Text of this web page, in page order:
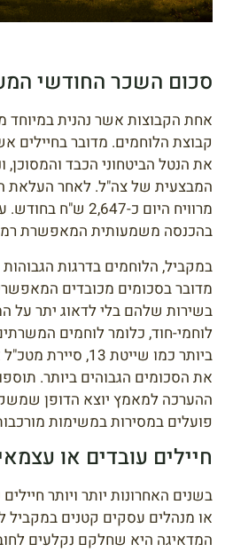
סכום השכר החודשי
אחת הקבוצות אשר נהנית במיוחד
קבוצת הלוחמים. מדובר בחיילים
את הנטל הביטחוני הכבד והמסוכן,
המבצעית של צה"ל. לאחר העלאת
מרוויח היום כ-
בהכנסה משמעותית המאפשרת רמת
במקביל, הלוחמים בדרגות הגבוהות
מדובר בסכומים מכובדים
בשירות שלהם בלי לדאוג יתר על
לוחמי-חוד, כלומר לוחמים
ביותר כמו שייטת 13,
את הסכומים הגבוהים ביותר.
ההערכה למאמץ יוצא הדופן
פועלים במסירות במשימות
חיילים עובדים או
בשנים האחרונות יותר ויותר
או מנהלים עסקים קטנים במקביל
המדאיגה היא שחלקם נקלעים